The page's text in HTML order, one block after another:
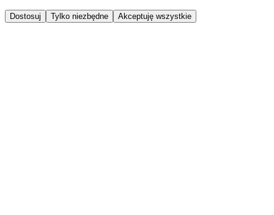
Dostosuj Tylko niezbędne Akceptuję wszystkie